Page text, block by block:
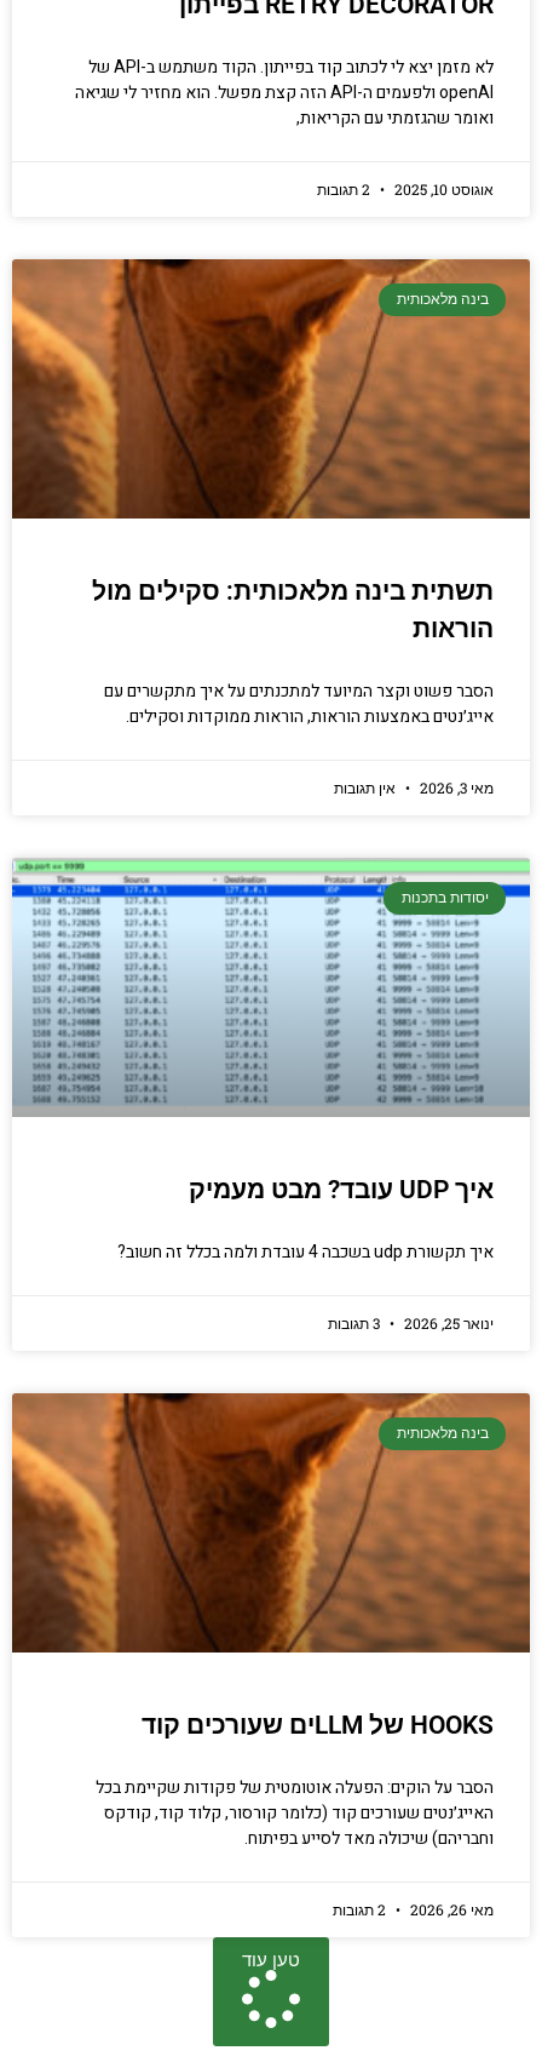
לא מזמן יצא לי לכתוב קוד בפייתון. הקוד משתמש ב-API של
openAI ולפעמים ה-API הזה קצת מפשל. הוא מחזיר לי שגיאה
ואומר שהגזמתי עם הקריאות,
אוגוסט 10, 2025
בינה מלאכותית
תשתית בינה מלאכותית: סקילים מול
הוראות
הסבר פשוט וקצר המיועד למתכנתים על איך מתקשרים עם
אייג׳נטים באמצעות הוראות, הוראות ממוקדות וסקילים.
מאי 3, 2026 אין תגובות
יסודות בתכנות
איך UDP עובד? מבט מעמיק
איך תקשורת udp בשכבה 4 עובדת ולמה בכלל זה חשוב?
ינואר 25, 2026
בינה מלאכותית
HOOKS של LLMים שעורכים קוד
הסבר על הוקים: הפעלה אוטומטית של פקודות שקיימת בכל
האייג׳נטים שעורכים קוד (כלומר קורסור, קלוד קוד, קודקס
וחבריהם) שיכולה מאד לסייע בפיתוח.
מאי 26, 2026
טען עוד